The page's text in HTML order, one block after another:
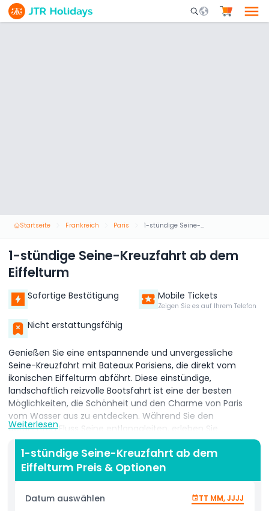
Mobile Search
Startseite Frankreich Paris 1-stündige Seine-Kreuzfahrt ab dem Eiffelturm
1-stündige Seine-Kreuzfahrt ab dem
Eiffelturm
Sofortige Bestätigung Mobile Tickets
Zeigen Sie es auf Ihrem Telefon
Nicht erstattungsfähig
Genießen Sie eine entspannende und unvergessliche
Seine-Kreuzfahrt mit Bateaux Parisiens, die direkt vom
ikonischen Eiffelturm abfährt. Diese einstündige,
landschaftlich reizvolle Bootsfahrt ist eine der besten
Möglichkeiten, die Schönheit und den Charme von Paris
vom Wasser aus zu entdecken. Während Sie den
berühmten Fluss Seine entlanggleiten, erleben Sie
atemberaubende Ausblicke auf die gefeiertsten
Wahrzeichen der Stadt in einer ruhigen und komfortablen
Umgebung. Während der Kreuzfahrt passieren Sie die
beeindruckende Kathedrale Notre-Dame, ein Symbol von
Paris’ reicher mittelalterlicher Geschichte, und bewundern
das prächtige Hôtel de Ville, bekannt für seine schöne und
Weiterlesen
1-stündige Seine-Kreuzfahrt ab dem
Eiffelturm Preis & Optionen
Datum auswählen TT MM, JJJJ